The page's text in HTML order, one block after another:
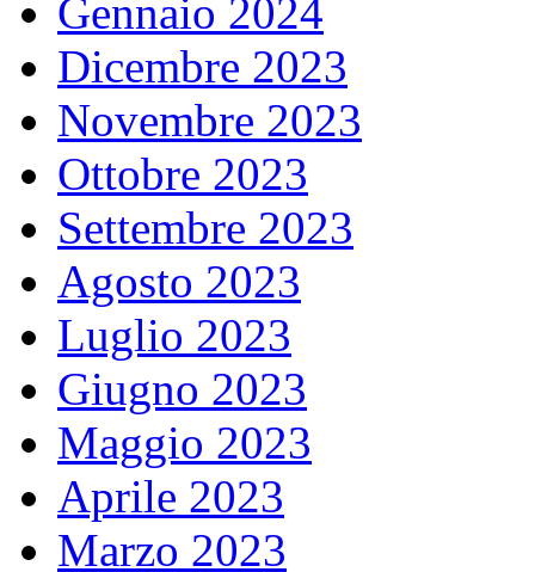
Gennaio 2024
Dicembre 2023
Novembre 2023
Ottobre 2023
Settembre 2023
Agosto 2023
Luglio 2023
Giugno 2023
Maggio 2023
Aprile 2023
Marzo 2023